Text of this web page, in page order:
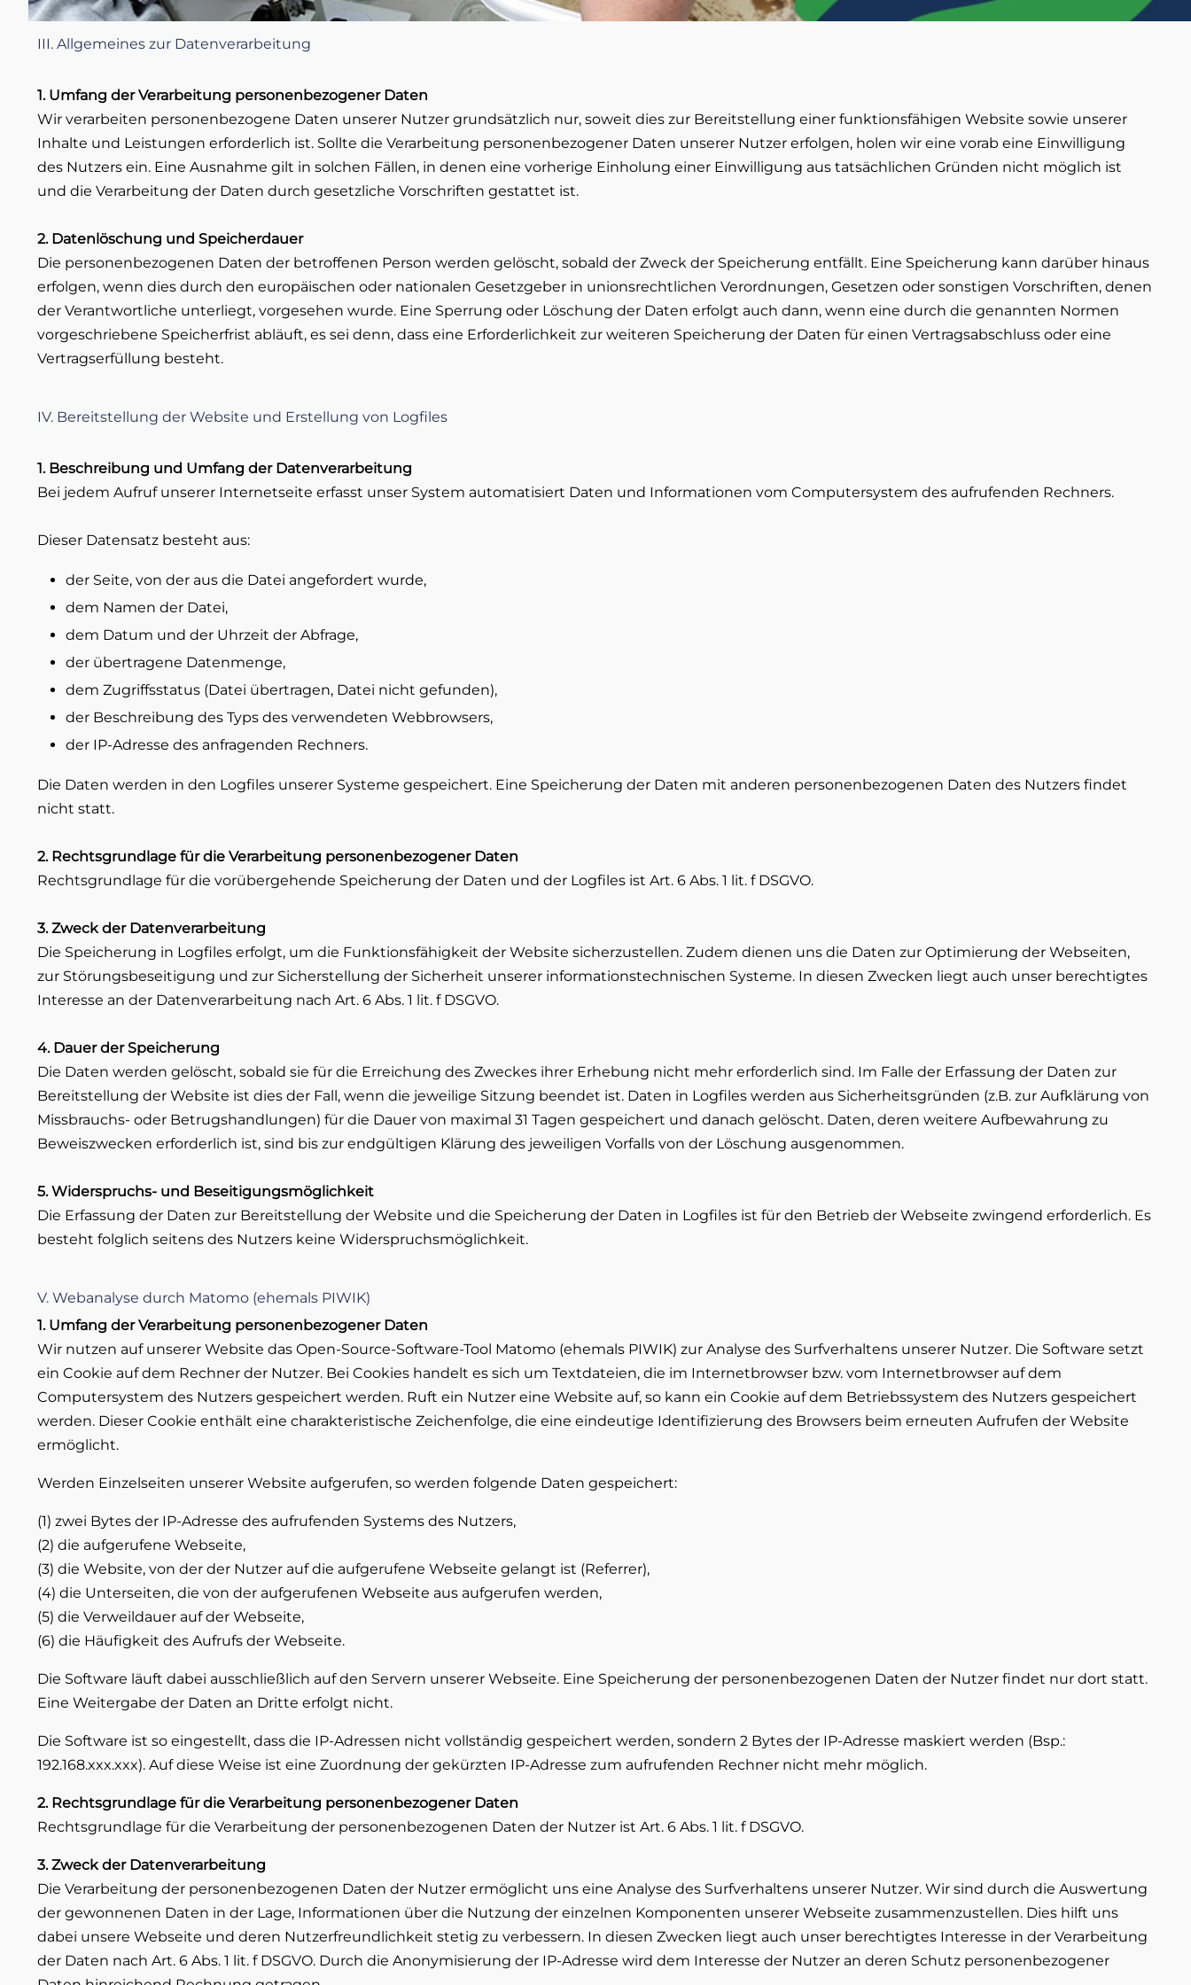
III. Allgemeines zur Datenverarbeitung
1. Umfang der Verarbeitung personenbezogener Daten
Wir verarbeiten personenbezogene Daten unserer Nutzer grundsätzlich nur, soweit dies zur Bereitstellung einer funktionsfähigen Website sowie unserer
Inhalte und Leistungen erforderlich ist. Sollte die Verarbeitung personenbezogener Daten unserer Nutzer erfolgen, holen wir eine vorab eine Einwilligung
des Nutzers ein. Eine Ausnahme gilt in solchen Fällen, in denen eine vorherige Einholung einer Einwilligung aus tatsächlichen Gründen nicht möglich ist
und die Verarbeitung der Daten durch gesetzliche Vorschriften gestattet ist.
2. Datenlöschung und Speicherdauer
Die personenbezogenen Daten der betroffenen Person werden gelöscht, sobald der Zweck der Speicherung entfällt. Eine Speicherung kann darüber hinaus
erfolgen, wenn dies durch den europäischen oder nationalen Gesetzgeber in unionsrechtlichen Verordnungen, Gesetzen oder sonstigen Vorschriften, denen
der Verantwortliche unterliegt, vorgesehen wurde. Eine Sperrung oder Löschung der Daten erfolgt auch dann, wenn eine durch die genannten Normen
vorgeschriebene Speicherfrist abläuft, es sei denn, dass eine Erforderlichkeit zur weiteren Speicherung der Daten für einen Vertragsabschluss oder eine
Vertragserfüllung besteht.
IV. Bereitstellung der Website und Erstellung von Logfiles
1. Beschreibung und Umfang der Datenverarbeitung
Bei jedem Aufruf unserer Internetseite erfasst unser System automatisiert Daten und Informationen vom Computersystem des aufrufenden Rechners.
Dieser Datensatz besteht aus:
der Seite, von der aus die Datei angefordert wurde,
dem Namen der Datei,
dem Datum und der Uhrzeit der Abfrage,
der übertragene Datenmenge,
dem Zugriffsstatus (Datei übertragen, Datei nicht gefunden),
der Beschreibung des Typs des verwendeten Webbrowsers,
der IP-Adresse des anfragenden Rechners.
Die Daten werden in den Logfiles unserer Systeme gespeichert. Eine Speicherung der Daten mit anderen personenbezogenen Daten des Nutzers findet
nicht statt.
2. Rechtsgrundlage für die Verarbeitung personenbezogener Daten
Rechtsgrundlage für die vorübergehende Speicherung der Daten und der Logfiles ist Art. 6 Abs. 1 lit. f DSGVO.
3. Zweck der Datenverarbeitung
Die Speicherung in Logfiles erfolgt, um die Funktionsfähigkeit der Website sicherzustellen. Zudem dienen uns die Daten zur Optimierung der Webseiten,
zur Störungsbeseitigung und zur Sicherstellung der Sicherheit unserer informationstechnischen Systeme. In diesen Zwecken liegt auch unser berechtigtes
Interesse an der Datenverarbeitung nach Art. 6 Abs. 1 lit. f DSGVO.
4. Dauer der Speicherung
Die Daten werden gelöscht, sobald sie für die Erreichung des Zweckes ihrer Erhebung nicht mehr erforderlich sind. Im Falle der Erfassung der Daten zur
Bereitstellung der Website ist dies der Fall, wenn die jeweilige Sitzung beendet ist. Daten in Logfiles werden aus Sicherheitsgründen (z.B. zur Aufklärung von
Missbrauchs- oder Betrugshandlungen) für die Dauer von maximal 31 Tagen gespeichert und danach gelöscht. Daten, deren weitere Aufbewahrung zu
Beweiszwecken erforderlich ist, sind bis zur endgültigen Klärung des jeweiligen Vorfalls von der Löschung ausgenommen.
5. Widerspruchs- und Beseitigungsmöglichkeit
Die Erfassung der Daten zur Bereitstellung der Website und die Speicherung der Daten in Logfiles ist für den Betrieb der Webseite zwingend erforderlich. Es
besteht folglich seitens des Nutzers keine Widerspruchsmöglichkeit.
V. Webanalyse durch Matomo (ehemals PIWIK)
1. Umfang der Verarbeitung personenbezogener Daten
Wir nutzen auf unserer Website das Open-Source-Software-Tool Matomo (ehemals PIWIK) zur Analyse des Surfverhaltens unserer Nutzer. Die Software setzt
ein Cookie auf dem Rechner der Nutzer. Bei Cookies handelt es sich um Textdateien, die im Internetbrowser bzw. vom Internetbrowser auf dem
Computersystem des Nutzers gespeichert werden. Ruft ein Nutzer eine Website auf, so kann ein Cookie auf dem Betriebssystem des Nutzers gespeichert
werden. Dieser Cookie enthält eine charakteristische Zeichenfolge, die eine eindeutige Identifizierung des Browsers beim erneuten Aufrufen der Website
ermöglicht.
Werden Einzelseiten unserer Website aufgerufen, so werden folgende Daten gespeichert:
(1) zwei Bytes der IP-Adresse des aufrufenden Systems des Nutzers,
(2) die aufgerufene Webseite,
(3) die Website, von der der Nutzer auf die aufgerufene Webseite gelangt ist (Referrer),
(4) die Unterseiten, die von der aufgerufenen Webseite aus aufgerufen werden,
(5) die Verweildauer auf der Webseite,
(6) die Häufigkeit des Aufrufs der Webseite.
Die Software läuft dabei ausschließlich auf den Servern unserer Webseite. Eine Speicherung der personenbezogenen Daten der Nutzer findet nur dort statt.
Eine Weitergabe der Daten an Dritte erfolgt nicht.
Die Software ist so eingestellt, dass die IP-Adressen nicht vollständig gespeichert werden, sondern 2 Bytes der IP-Adresse maskiert werden (Bsp.:
192.168.xxx.xxx). Auf diese Weise ist eine Zuordnung der gekürzten IP-Adresse zum aufrufenden Rechner nicht mehr möglich.
2. Rechtsgrundlage für die Verarbeitung personenbezogener Daten
Rechtsgrundlage für die Verarbeitung der personenbezogenen Daten der Nutzer ist Art. 6 Abs. 1 lit. f DSGVO.
3. Zweck der Datenverarbeitung
Die Verarbeitung der personenbezogenen Daten der Nutzer ermöglicht uns eine Analyse des Surfverhaltens unserer Nutzer. Wir sind durch die Auswertung
der gewonnenen Daten in der Lage, Informationen über die Nutzung der einzelnen Komponenten unserer Webseite zusammenzustellen. Dies hilft uns
dabei unsere Webseite und deren Nutzerfreundlichkeit stetig zu verbessern. In diesen Zwecken liegt auch unser berechtigtes Interesse in der Verarbeitung
der Daten nach Art. 6 Abs. 1 lit. f DSGVO. Durch die Anonymisierung der IP-Adresse wird dem Interesse der Nutzer an deren Schutz personenbezogener